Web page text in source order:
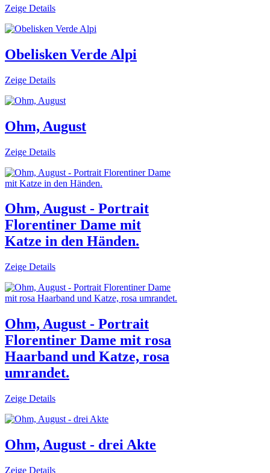
Zeige Details
Obelisken Verde Alpi
Zeige Details
Ohm, August
Zeige Details
Ohm, August - Portrait
Florentiner Dame mit
Katze in den Händen.
Zeige Details
Ohm, August - Portrait
Florentiner Dame mit rosa
Haarband und Katze, rosa
umrandet.
Zeige Details
Ohm, August - drei Akte
Zeige Details